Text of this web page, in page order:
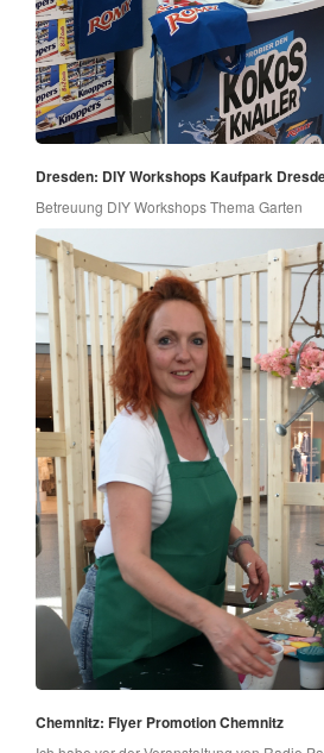
Dresden: DIY Workshops Kaufpark
Betreuung DIY Workshops Thema Garten
Chemnitz: Flyer Promotion Chemnitz